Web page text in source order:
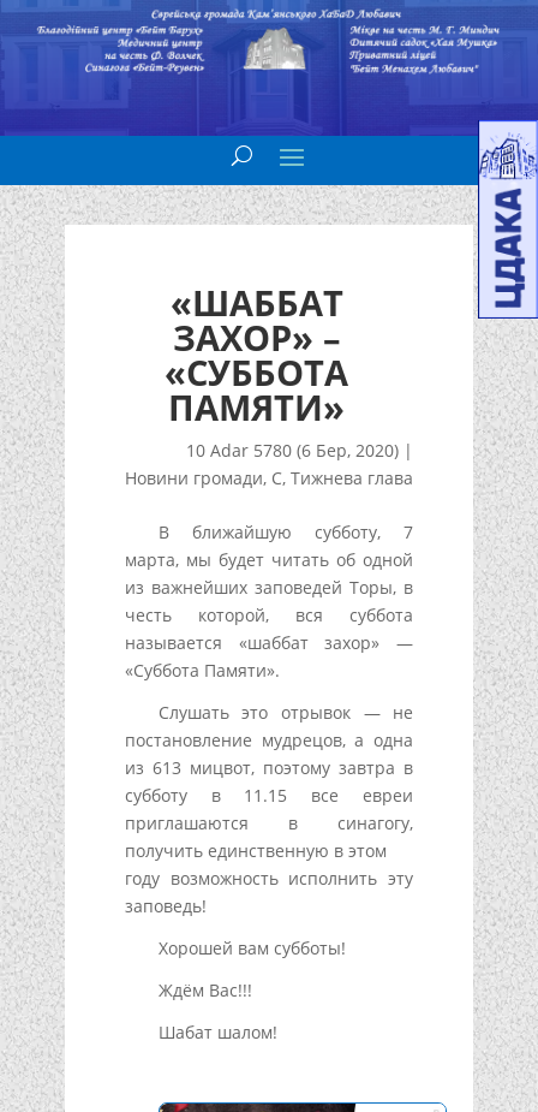
«ШАББАТ
ЗАХОР» –
«СУББОТА
ПАМЯТИ»
10 Adar 5780 (6 Бер, 2020) |
Новини громади, С,Тижнева глава
В ближайшую субботу, 7
марта, мы будет читать об одной
из важнейших заповедей Торы, в
честь которой, вся суббота
называется «шаббат захор» —
«Суббота Памяти».
Слушать это отрывок — не
постановление мудрецов, а одна
из 613 мицвот, поэтому завтра в
субботу в 11.15 все евреи
приглашаются в синагогу,
получить единственную в этом
году возможность исполнить эту
заповедь!
Хорошей вам субботы!
Ждём Вас!!!
Шабат шалом!